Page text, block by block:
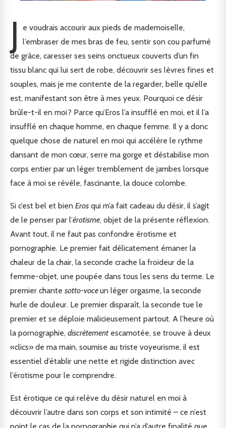
J
e voudrais accourir aux pieds de mademoiselle,
l’embraser de mes bras de feu, sentir son cou parfumé
de grâce, caresser ses seins onctueux couverts d’un fin
tissu blanc qui lui sert de robe, découvrir ses lèvres fines et
souples, mais je me contente de la regarder, belle qu’elle
est, manifestant son être à mes yeux. Pourquoi ce désir
brûle-t-il en moi? Parce qu’Eros l’a insufflé en moi, et il l’a
insufflé en chaque homme, en chaque femme. Il y a donc
quelque chose de naturel en moi qui accélère le rythme
dansant de mon cœur, serre ma gorge et déstabilise mon
corps entier par un léger tremblement de jambes lorsque
face à moi se révèle, fascinante, la douce colombe.
Si c’est bel et bien Eros qui m’a fait cadeau du désir, il s’agit
de le penser par l’érotisme, objet de la présente réflexion.
Avant tout, il ne faut pas confondre érotisme et
pornographie. Le premier fait délicatement émaner la
chaleur de la chair, la seconde crache la froideur de la
femme-objet, une poupée dans tous les sens du terme. Le
premier chante sotto-voceun léger orgasme, la seconde
hurle de douleur. Le premier disparaît, la seconde tue le
premier et se déploie malicieusement partout. A l’heure où
la pornographie, discrètement escamotée, se trouve à deux
«clics» de ma main, soumise au triste voyeurisme, il est
essentiel d’établir une nette et rigide distinction avec
l’érotisme pour le comprendre.
Est érotique ce qui relève du désir naturel en moi à
découvrir l’autre dans son corps et son intimité – ce n’est